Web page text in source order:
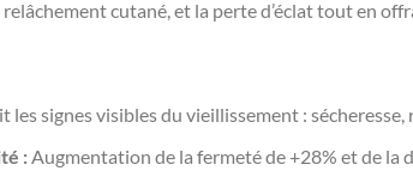
relâchement cutané, et la perte d’éclat tout en
les signes visibles du vieillissement : sécheresse,
:Augmentation de la fermeté de +28% et de la